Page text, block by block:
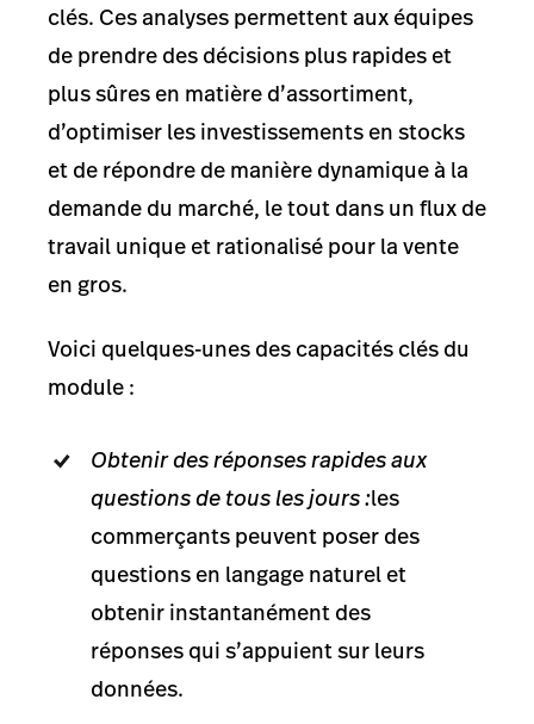
clés. Ces analyses permettent aux équipes
de prendre des décisions plus rapides et
plus sûres en matière d’assortiment,
d’optimiser les investissements en stocks
et de répondre de manière dynamique à la
demande du marché, le tout dans un flux de
travail unique et rationalisé pour la vente
en gros.
Voici quelques-unes des capacités clés du
module :
Obtenir des réponses rapides aux
questions de tous les jours :les
commerçants peuvent poser des
questions en langage naturel et
obtenir instantanément des
réponses qui s’appuient sur leurs
données.